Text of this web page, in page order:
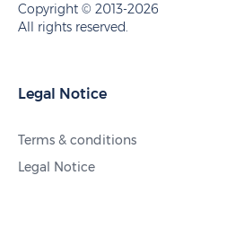
Copyright © 2013-2026
All rights reserved.
Legal Notice
Terms & conditions
Legal Notice